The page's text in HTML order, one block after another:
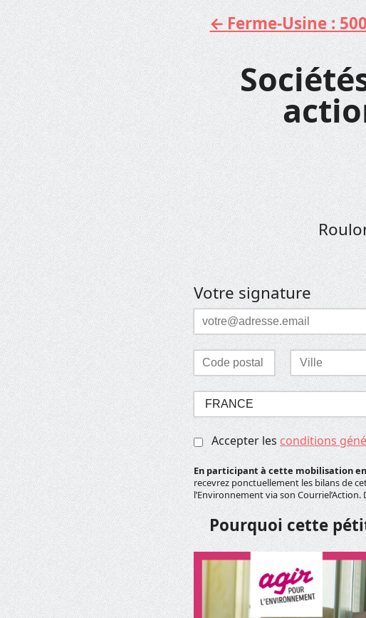
Aller
au
contenu
Ferme-Usine :
Votre signature
Courriel
*
Laisser ce champ vide
Code
postal
*
Ville
*
Sélectionnez
votre
pays
*
Accepter lesconditions
En participant à cette mobilisation
recevrez ponctuellement les bilans de
l’Environnement via son
Pourquoi cette